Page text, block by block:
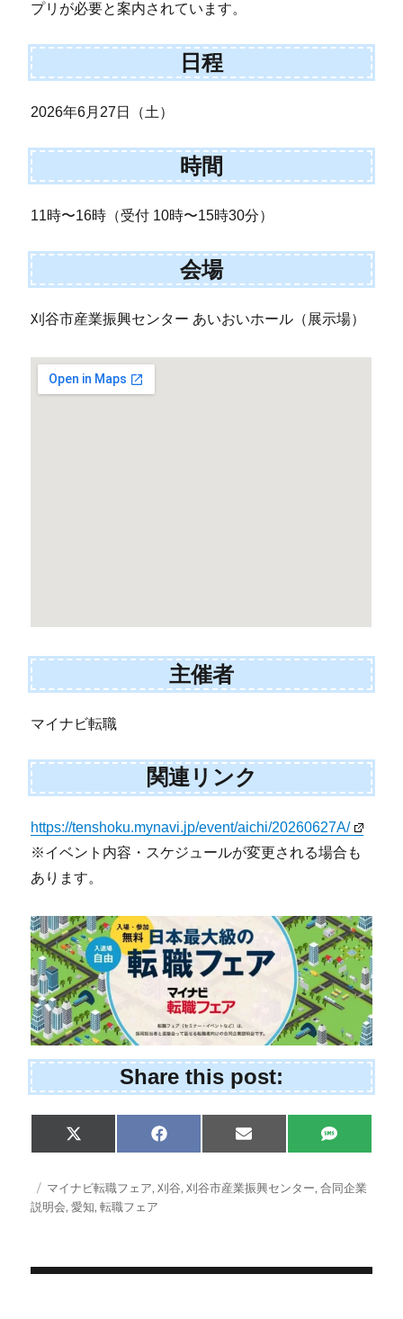
プリが必要と案内されています。
日程
2026年6月27日（土）
時間
11時〜16時（受付 10時〜15時30分）
会場
刈谷市産業振興センター あいおいホール（展示場）
主催者
マイナビ転職
関連リンク
https://tenshoku.mynavi.jp/event/aichi/20260627A/
※イベント内容・スケジュールが変更される場合も
あります。
Share this post:
Share
on
X
(
w
i
t
)
Share
on
F
a
e
b
Share
on
E
m
i
l
Share
on
S
M
投
稿
タ
グ
マイナビ転職フェア,刈谷,刈谷市産業振興センター,合同企業
説明会,愛知,転職フェア